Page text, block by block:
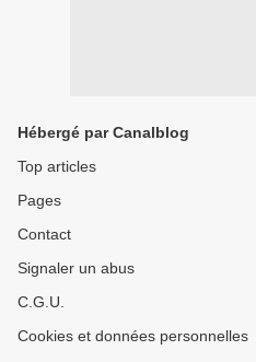
Hébergé par Canalblog
Top articles
Pages
Contact
Signaler un abus
C.G.U.
Cookies et données personnelles